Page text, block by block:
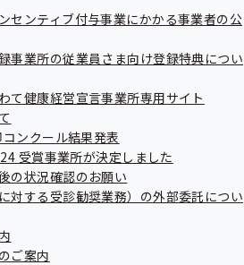
ー
の
ブ
センティブ付与事業にかかる事業者の公
事業所の従業員さま向け登録特典につい
て健康経営宣言事業所専用サイト
ンクール結果発表
受賞事業所が決定しました
の状況確認のお願い
対する受診勧奨業務）の外部委託につい
ご案内
書」（令和7年12月1日までは健
わて健康経営宣言書の写し」か
名刺」を提示してください。
引
愛真館』【盛岡市 繋 字塗